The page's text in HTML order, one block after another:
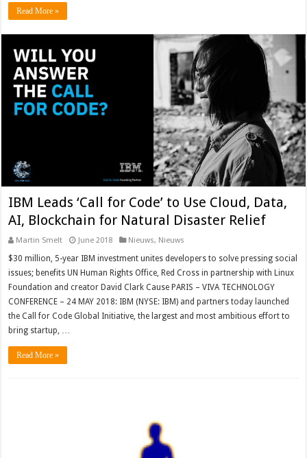
Read More »
IBM Leads ‘Call for Code’ to Use Cloud, Data,
AI, Blockchain for Natural Disaster Relief
Martin Smelt June 2018 Nieuws, Nieuws
$30 million, 5-year IBM investment unites developers to solve pressing social
issues; benefits UN Human Rights Office, Red Cross in partnership with Linux
Foundation and creator David Clark Cause PARIS – VIVA TECHNOLOGY
CONFERENCE – 24 MAY 2018: IBM (NYSE: IBM) and partners today launched
the Call for Code Global Initiative, the largest and most ambitious effort to
bring startup, …
Read More »